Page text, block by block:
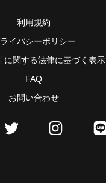
利用規約
イバシーポリシー
に関する法律に基づく表示
FAQ
お問い合わせ